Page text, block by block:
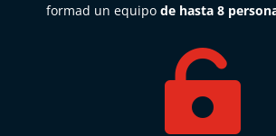
formad un equipode hasta 8
